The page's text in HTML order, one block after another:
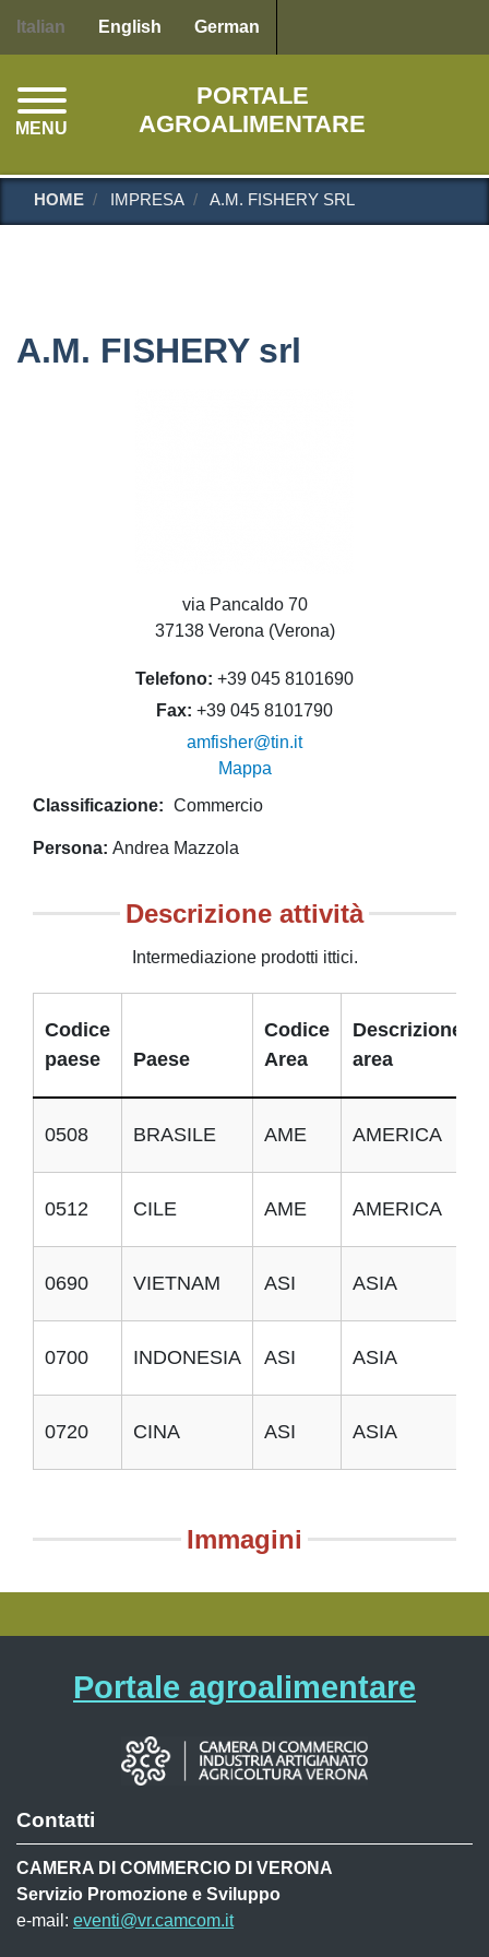
principale
Italian English German
PORTALE
AGROALIMENTARE
MENU
HOME IMPRESA A.M. FISHERY SRL
A.M. FISHERY srl
via Pancaldo 70
37138 Verona (Verona)
Telefono +39 045 8101690
Fax +39 045 8101790
amfisher@tin.it
Mappa
Classificazione
Commercio
Persona Andrea Mazzola
Descrizione attività
Intermediazione prodotti ittici.
Codice
paese
Paese
Codice
Area
Descrizione
area
0508 BRASILE AME AMERICA
0512 CILE AME AMERICA
0690 VIETNAM ASI ASIA
0700 INDONESIA ASI ASIA
0720 CINA ASI ASIA
Immagini
Portale agroalimentare
Contatti
CAMERA DI COMMERCIO DI VERONA
Servizio Promozione e Sviluppo
e-mail: eventi@vr.camcom.it